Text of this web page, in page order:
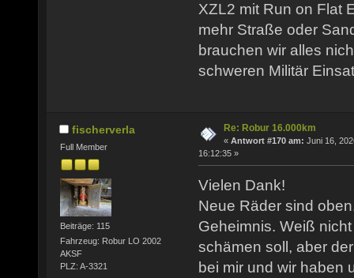
XZL2 mit Run on Flat
mehr Straße oder
brauchen wir alles
schweren Militär
fischerverla
Full Member
Beiträge: 115
Fahrzeug: Robur LO 2002
AKSF
PLZ: A-3321
Re: Robur 16.000km
« Antwort #170 am: Juni 16,
16:12:35 »
Vielen Dank!
Neue Räder sind
Geheimnis. Weiß
schämen soll, aber
bei mir und wir haben